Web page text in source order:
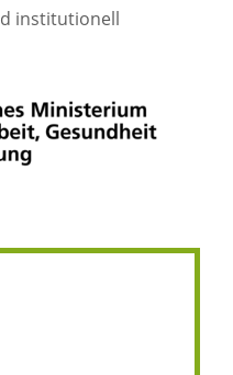
institutionell